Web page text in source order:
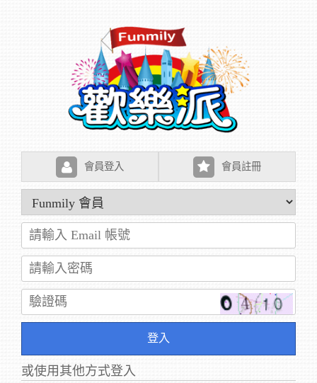
會員登入 會員註冊
登入
或使用其他方式登入